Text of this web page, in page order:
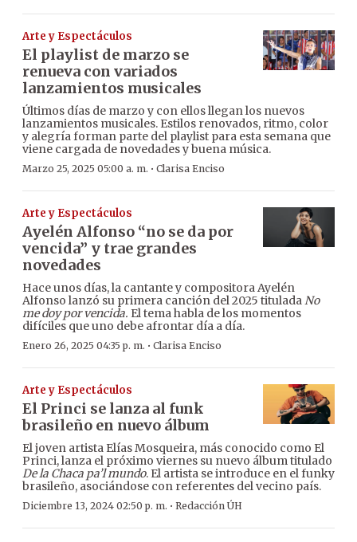
Arte y Espectáculos
El playlist de marzo se
renueva con variados
lanzamientos musicales
Últimos días de marzo y con ellos llegan los nuevos
lanzamientos musicales. Estilos renovados, ritmo, color
y alegría forman parte del playlist para esta semana que
viene cargada de novedades y buena música.
Marzo 25, 2025 05:00 a. m. · Clarisa Enciso
Arte y Espectáculos
Ayelén Alfonso “no se da por
vencida” y trae grandes
novedades
Hace unos días, la cantante y compositora Ayelén
Alfonso lanzó su primera canción del 2025 tituladaNo
me doy por vencida. El tema habla de los momentos
difíciles que uno debe afrontar día a día.
Enero 26, 2025 04:35 p. m. · Clarisa Enciso
Arte y Espectáculos
El Princi se lanza al funk
brasileño en nuevo álbum
El joven artista Elías Mosqueira, más conocido como El
Princi, lanza el próximo viernes su nuevo álbum titulado
De la Chaca pa’l mundo. El artista se introduce en el funky
brasileño, asociándose con referentes del vecino país.
Diciembre 13, 2024 02:50 p. m. · Redacción ÚH